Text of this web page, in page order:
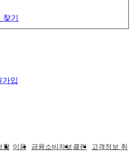
기
가입
활 이용
금융소비자보 클린
고객정보 취